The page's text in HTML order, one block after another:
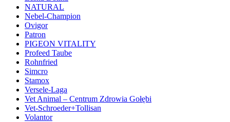
NATURAL
Nebel-Champion
Ovigor
Patron
PIGEON VITALITY
Profeed Taube
Rohnfried
Simcro
Stamox
Versele-Laga
Vet Animal – Centrum Zdrowia Gołębi
Vet-Schroeder+Tollisan
Volantor